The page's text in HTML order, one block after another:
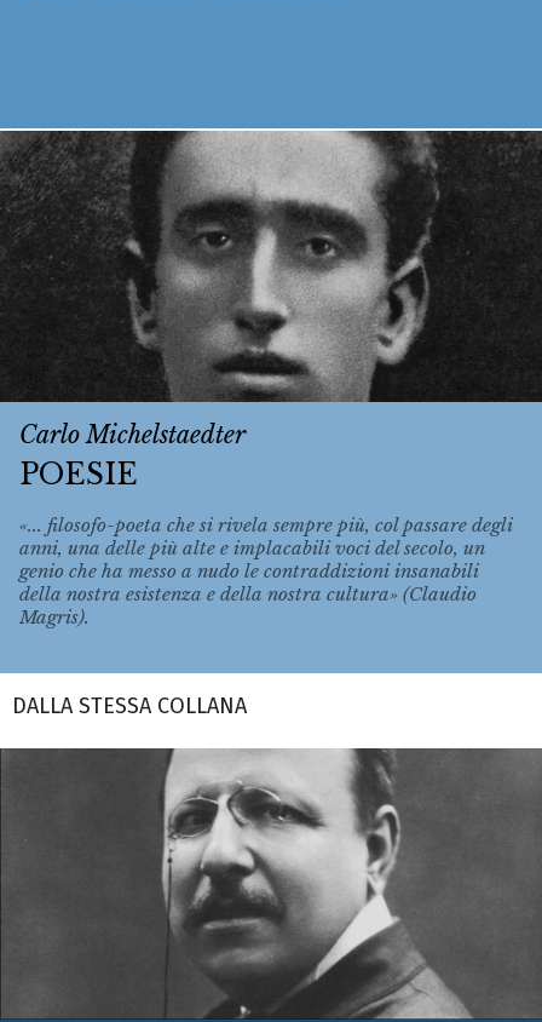
Carlo Michelstaedter
POESIE
«... filosofo-poeta che si rivela sempre più, col passare degli
anni, una delle più alte e implacabili voci del secolo, un
genio che ha messo a nudo le contraddizioni insanabili
della nostra esistenza e della nostra cultura» (Claudio
Magris).
DALLA STESSA COLLANA